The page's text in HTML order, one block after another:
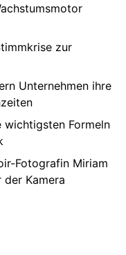
zur
Unternehmen ihre
Formeln
Fotografin Miriam
Kamera